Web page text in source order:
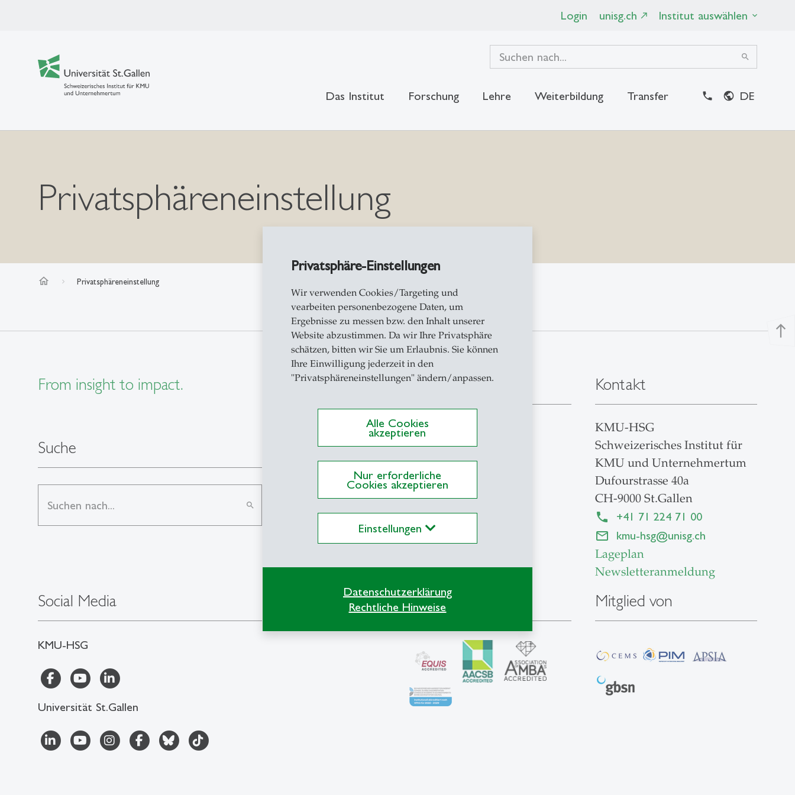
Privatsphäre-Einstellungen
Wir verwenden Cookies/Targeting und
vearbeiten personenbezogene Daten, um
Ergebnisse zu messen bzw. den Inhalt unserer
Website abzustimmen. Da wir Ihre Privatsphäre
schätzen, bitten wir Sie um Erlaubnis. Sie können
Ihre Einwilligung jederzeit in den
"Privatsphäreneinstellungen" ändern/anpassen.
Alle Cookies
akzeptieren
Nur erforderliche
Cookies akzeptieren
Einstellungen
Datenschutzerklärung
Rechtliche Hinweise
Login unisg.ch Institut auswählen
search
Das Institut Forschung Lehre Weiterbildung Transfer DE
Privatsphäreneinstellung
home Privatsphäreneinstellung
north
From insight to impact.
Suche
search
Social Media
KMU-HSG
Universität St.Gallen
Gehe direkt zu
CFB-HSG
GCEI-HSG
Kontakt
KMU-HSG
Schweizerisches Institut für
KMU und Unternehmertum
Dufourstrasse 40a
CH-9000 St.Gallen
+41 71 224 71 00
kmu-hsg@unisg.ch
Lageplan
Newsletteranmeldung
Akkreditierungen Mitglied von